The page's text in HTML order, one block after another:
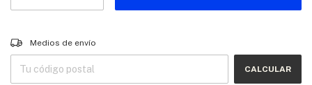
Entregas para el CP:
Medios de envío
CALCULAR